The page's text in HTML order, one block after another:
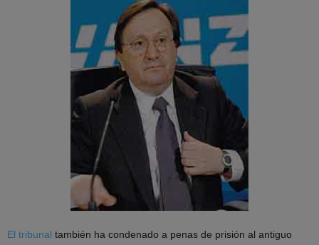
El tribunal también ha condenado a penas de prisión al antiguo